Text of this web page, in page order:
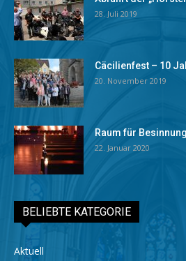
28. Juli 2019
Cäcilienfest – 10
20. November 2019
Raum für Besinnung
22. Januar 2020
BELIEBTE KATEGORIE
Aktuell